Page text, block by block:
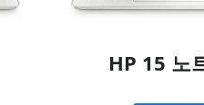
HP 15 노